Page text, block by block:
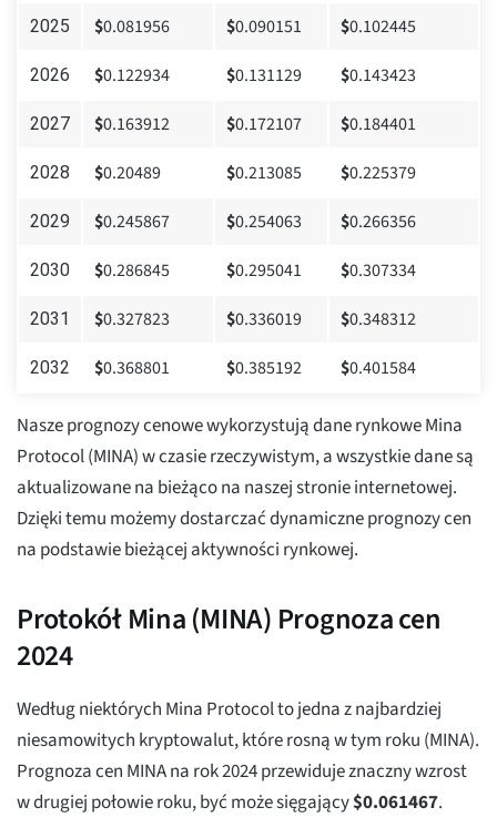
2025 $0.081956 $0.090151 $0.102445
2026 $0.122934 $0.131129 $0.143423
2027 $0.163912 $0.172107 $0.184401
2028 $0.20489 $0.213085 $0.225379
2029 $0.245867 $0.254063 $0.266356
2030 $0.286845 $0.295041 $0.307334
2031 $0.327823 $0.336019 $0.348312
2032 $0.368801 $0.385192 $0.401584
Nasze prognozy cenowe wykorzystują dane rynkowe Mina
Protocol (MINA) w czasie rzeczywistym, a wszystkie dane są
aktualizowane na bieżąco na naszej stronie internetowej.
Dzięki temu możemy dostarczać dynamiczne prognozy cen
na podstawie bieżącej aktywności rynkowej.
Protokół Mina (MINA) Prognoza cen
2024
Według niektórych Mina Protocol to jedna z najbardziej
niesamowitych kryptowalut, które rosną w tym roku (MINA).
Prognoza cen MINA na rok 2024 przewiduje znaczny wzrost
w drugiej połowie roku, być może sięgający$0.061467.